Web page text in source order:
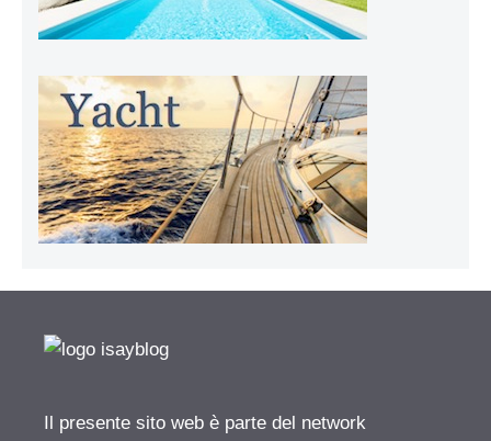
Il presente sito web è parte del network